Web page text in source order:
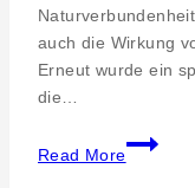
auch die Wirkung
Erneut wurde ein
die…
Read More
mit